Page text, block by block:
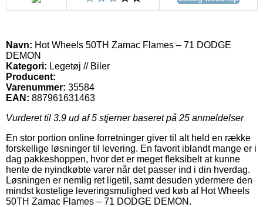
Navn: Hot Wheels 50TH Zamac Flames – 71 DODGE
DEMON
Kategori: Legetøj // Biler
Producent:
Varenummer: 35584
EAN: 887961631463
Vurderet til 3.9 ud af 5 stjerner baseret på 25 anmeldelser
En stor portion online forretninger giver til alt held en række
forskellige løsninger til levering. En favorit iblandt mange er i
dag pakkeshoppen, hvor det er meget fleksibelt at kunne
hente de nyindkøbte varer når det passer ind i din hverdag.
Løsningen er nemlig ret ligetil, samt desuden ydermere den
mindst kostelige leveringsmulighed ved køb af Hot Wheels
50TH Zamac Flames – 71 DODGE DEMON.